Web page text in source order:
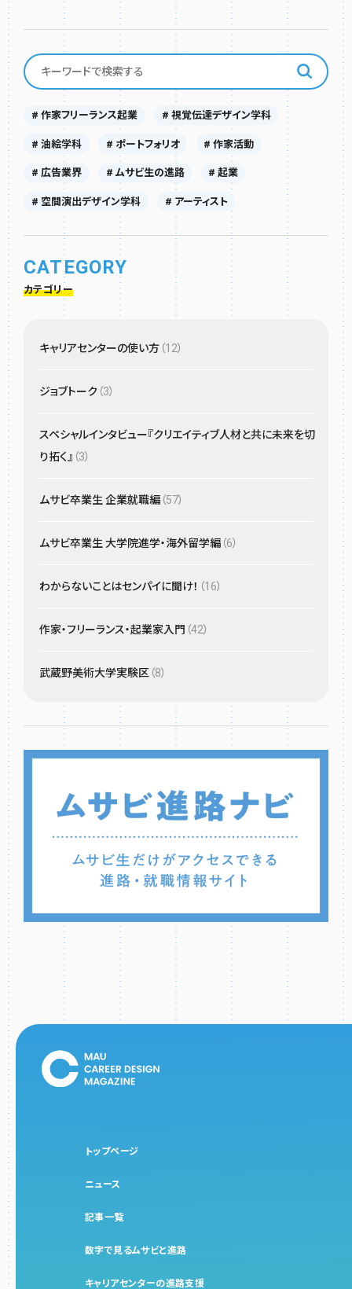
# 作家フリーランス起業 # 視覚伝達デザイン学科
# 油絵学科 # ポートフォリオ # 作家活動
# 広告業界 # ムサビ生の進路 # 起業
# 空間演出デザイン学科 # アーティスト
CATEGORY
カテゴリー
キャリアセンターの使い方 （12）
ジョブトーク （3）
スペシャルインタビュー『クリエイティブ人材と共に未来を切
り拓く』 （3）
ムサビ卒業生 企業就職編 （57）
ムサビ卒業生 大学院進学・海外留学編 （6）
わからないことはセンパイに聞け！ （16）
作家・フリーランス・起業家入門 （42）
武蔵野美術大学実験区 （8）
トップページ
ニュース
記事一覧
数字で見るムサビと進路
キャリアセンターの進路支援